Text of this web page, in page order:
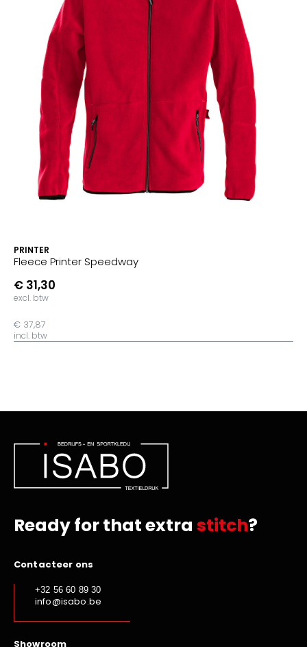
PRINTER
Fleece Printer Speedway
€ 31,30
excl. btw
€ 37,87
incl. btw
Ready for that extra stitch?
Contacteer ons
+32 56 60 89 30
info@isabo.be
Showroom